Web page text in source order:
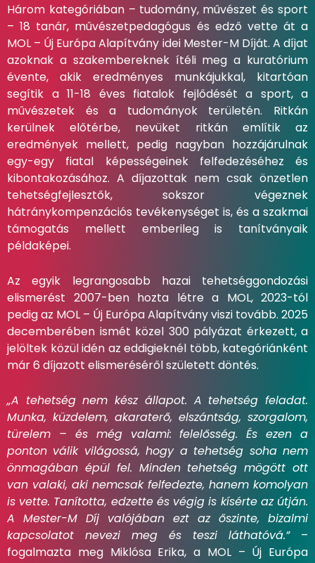
Három kategóriában – tudomány, művészet és sport
– 18 tanár, művészetpedagógus és edző vette át a
MOL – Új Európa Alapítvány idei Mester-M Díját. A díjat
azoknak a szakembereknek ítéli meg a kuratórium
évente, akik eredményes munkájukkal, kitartóan
segítik a 11-18 éves fiatalok fejlődését a sport, a
művészetek és a tudományok területén. Ritkán
kerülnek előtérbe, nevüket ritkán említik az
eredmények mellett, pedig nagyban hozzájárulnak
egy-egy fiatal képességeinek felfedezéséhez és
kibontakozásához. A díjazottak nem csak önzetlen
tehetségfejlesztők, sokszor végeznek
hátránykompenzációs tevékenységet is, és a szakmai
támogatás mellett emberileg is tanítványaik
példaképei.
Az egyik legrangosabb hazai tehetséggondozási
elismerést 2007-ben hozta létre a MOL, 2023-tól
pedig az MOL – Új Európa Alapítvány viszi tovább. 2025
decemberében ismét közel 300 pályázat érkezett, a
jelöltek közül idén az eddigieknél több, kategóriánként
már 6 díjazott elismeréséről született döntés.
„A tehetség nem kész állapot. A tehetség feladat.
Munka, küzdelem, akaraterő, elszántság, szorgalom,
türelem – és még valami: felelősség. És ezen a
ponton válik világossá, hogy a tehetség soha nem
önmagában épül fel. Minden tehetség mögött ott
van valaki, aki nemcsak felfedezte, hanem komolyan
is vette. Tanította, edzette és végig is kísérte az útján.
A Mester-M Díj valójában ezt az őszinte, bizalmi
kapcsolatot nevezi meg és teszi láthatóvá.” –
fogalmazta meg Miklósa Erika, a MOL – Új Európa